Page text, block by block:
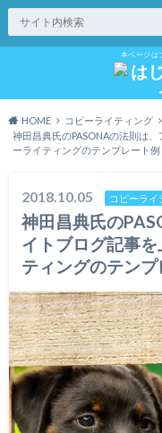
本ページは
HOME
コピーライティング
神田昌典氏のPASONAの法則は
ーライティングのテンプレート例
2018.10.05 コピーライ
神田昌典氏の
イトブログ記事
ティングのテン